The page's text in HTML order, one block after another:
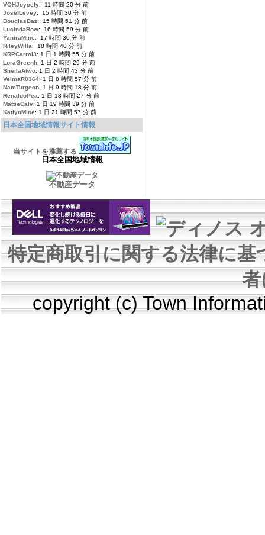
VOHJoycely: 11 時間 20 分 前
JosefLevey: 15 時間 30 分 前
DouglasBaz: 15 時間 51 分 前
LucindaBow: 16 時間 59 分 前
YaniraMine: 17 時間 30 分 前
RileyWilla: 18 時間 40 分 前
KRPCarrol3: 1 日 1 時間 55 分 前
LoraGreenh: 1 日 2 時間 29 分 前
SheilaAtwo: 1 日 2 時間 43 分 前
VelmaR0364: 1 日 8 時間 57 分 前
NamTurgeon: 1 日 9 時間 18 分 前
RenaldoPea: 1 日 18 時間 27 分 前
MattieCalv: 1 日 19 時間 39 分 前
KatlynMine: 1 日 21 時間 57 分 前
日本全国地域情報サイト情報
当サイトを推薦する
日本全国地域情報
不動産データ
特定商取引に関する法律に基
copyright (c) Town